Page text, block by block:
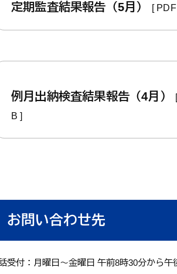
定期監査結果報告（5月） [
例月出納検査結果報告（4月）
B ]
お問い合わせ先
受付：月曜日～金曜日 午前8時30分から午